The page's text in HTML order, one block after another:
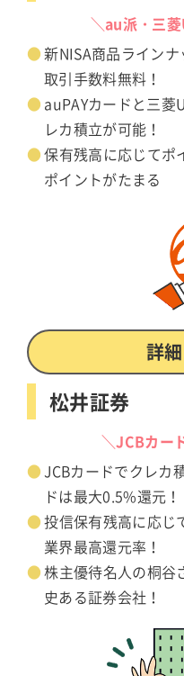
＼au派・三
新NISA商品ライン
取引手数料無料！
auPAYカードと三菱
レカ積立が可能！
保有残高に応じてポ
ポイントがたまる
詳
松井証券
＼JCBカー
JCBカードでクレカ
ドは最大0.5%還元！
投信保有残高に応じ
業界最高還元率！
株主優待名人の桐谷
史ある証券会社！